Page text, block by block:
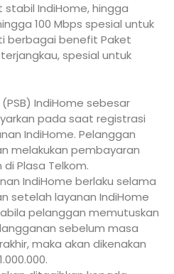
IndiHome, hingga
100 Mbps spesial untuk
berbagai benefit Paket
spesial untuk
IndiHome sebesar
pada saat registrasi
IndiHome. Pelanggan
melakukan pembayaran
Plasa Telkom.
IndiHome berlaku selama
setelah layanan IndiHome
pelanggan memutuskan
sebelum masa
maka akan dikenakan